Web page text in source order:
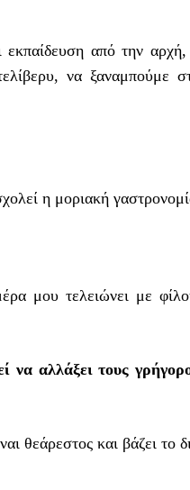
από την
να ξαναμπούμε
η μοριακή
μου τελειώνει με
να αλλάξει τους
θεάρεστος και βάζει το